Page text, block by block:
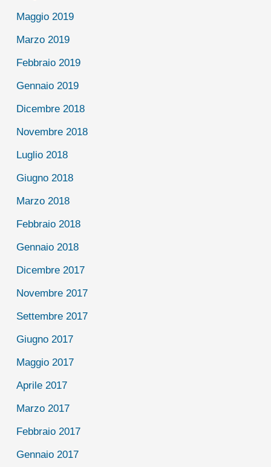
Maggio 2019
Marzo 2019
Febbraio 2019
Gennaio 2019
Dicembre 2018
Novembre 2018
Luglio 2018
Giugno 2018
Marzo 2018
Febbraio 2018
Gennaio 2018
Dicembre 2017
Novembre 2017
Settembre 2017
Giugno 2017
Maggio 2017
Aprile 2017
Marzo 2017
Febbraio 2017
Gennaio 2017